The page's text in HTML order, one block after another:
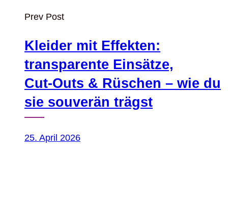
Prev Post
Kleider mit Effekten:
transparente Einsätze,
Cut‑Outs & Rüschen – wie du
sie souverän trägst
25. April 2026